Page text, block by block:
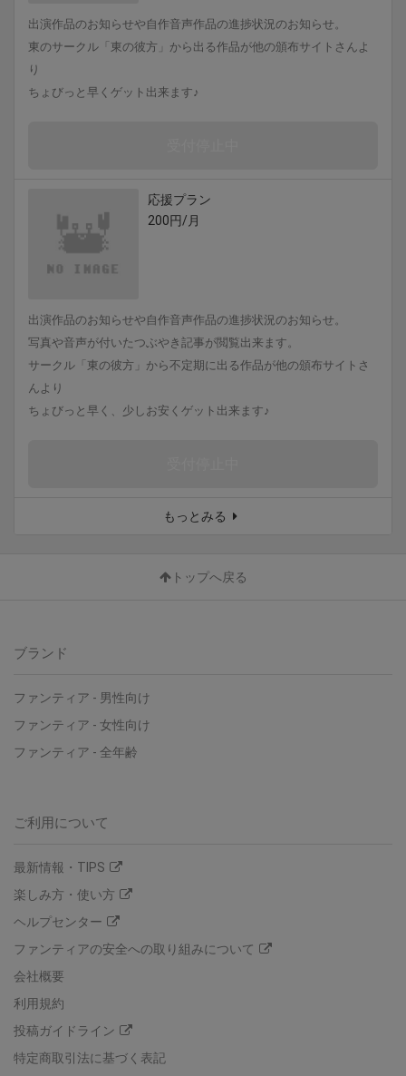
出演作品のお知らせや自作音声作品の進捗状況のお知らせ。
東のサークル「東の彼方」から出る作品が他の頒布サイトさんよ
り
ちょびっと早くゲット出来ます♪
応援プラン
200円/月
出演作品のお知らせや自作音声作品の進捗状況のお知らせ。
写真や音声が付いたつぶやき記事が閲覧出来ます。
サークル「東の彼方」から不定期に出る作品が他の頒布サイトさ
んより
ちょびっと早く、少しお安くゲット出来ます♪
もっとみる
トップへ戻る
ブランド
ファンティア - 男性向け
ファンティア - 女性向け
ファンティア - 全年齢
ご利用について
最新情報・TIPS
楽しみ方・使い方
ヘルプセンター
ファンティアの安全への取り組みについて
会社概要
利用規約
投稿ガイドライン
特定商取引法に基づく表記